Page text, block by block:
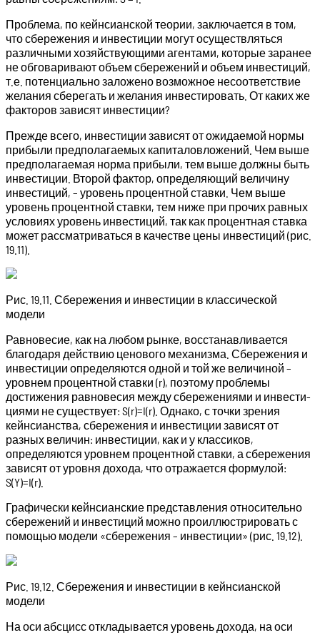
Проблема, по кейнсианской теории, заключается в том,
что сбережения и инвестиции могут осуществляться
различны­ми хозяйствующими агентами, которые заранее
не обговарива­ют объем сбережений и объем инвестиций,
т.е. потенциально заложено возможное несоответствие
желания сберегать и желания инвестировать. От каких же
факторов зависят инвестиции?
Прежде всего, инвестиции зависят от ожидаемой нормы
при­были предполагаемых капиталовложений. Чем выше
предпо­лагаемая норма прибыли, тем выше должны быть
инвестиции. Второй фактор, определяющий величину
инвестиций, – уровень процентной ставки. Чем выше
уровень процентной ставки, тем ниже при прочих равных
условиях уровень инвестиций, так как процентная ставка
может рассматриваться в качестве цены инвестиций (рис.
19.11).
Рис. 19.11. Сбережения и инвестиции в классической
модели
Равновесие, как на любом рынке, восстанавливается
благо­даря действию ценового механизма. Сбережения и
инвестиции определяются одной и той же величиной –
уровнем процентной ставки (r), поэтому пробле­мы
достижения равновесия между сбережениями и инвести­
циями не существует: S(r)=I(r). Однако, с точки зрения
кейнсианства, сбережения и инве­стиции зависят от
разных величин: инвестиции, как и у клас­сиков,
определяются уровнем процентной ставки, а сбереже­ния
зависят от уровня дохода, что отражается формулой:
S(Y)=I(r).
Графически кейнсианские представления относительно
сбе­режений и инвестиций можно проиллюстрировать с
помощью модели «сбережения – инвестиции» (рис. 19.12).
Рис. 19.12. Сбережения и инвестиции в кейнсианской
модели
На оси абсцисс откладывается уровень дохода, на оси